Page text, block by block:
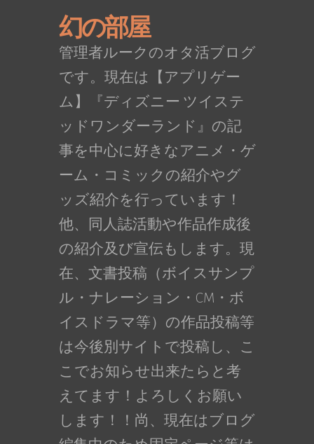
幻の部屋
管理者ルークのオタ活ブログ
です。現在は【アプリゲー
ム】『ディズニー ツイステ
ッドワンダーランド』の記
事を中心に好きなアニメ・ゲ
ーム・コミックの紹介やグ
ッズ紹介を行っています！
他、同人誌活動や作品作成後
の紹介及び宣伝もします。現
在、文書投稿（ボイスサンプ
ル・ナレーション・CM・ボ
イスドラマ等）の作品投稿等
は今後別サイトで投稿し、こ
こでお知らせ出来たらと考
えてます！よろしくお願い
します！！尚、現在はブログ